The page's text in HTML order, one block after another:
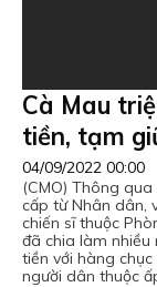
Cà Mau
tiền, tạm
04/09/2022 00:00
(CMO) Thông
cấp từ Nhân dân,
chiến sĩ thuộc
đã chia làm
tiền với hàng
người dân thuộc